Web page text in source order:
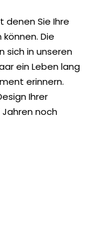
denen Sie Ihre
Die
sich in unseren
ein Leben lang
erinnern.
Ihrer
Jahren noch